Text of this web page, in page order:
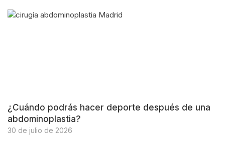
¿Cuándo podrás hacer deporte después de una
abdominoplastia?
30 de julio de 2026